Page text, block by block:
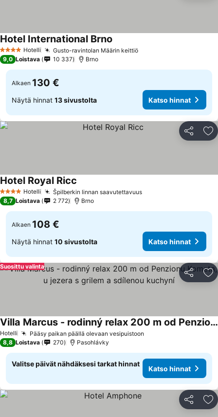
4 Tähtiluokitus
Hotelli Gusto-ravintolan Määrin keittiö
Hotel International Brno
9,0 Loistava 10 337 Brno
Alkaen 130 €
Näytä hinnat 13 sivustolta Katso hinnat
Jaa
4 Tähtiluokitus
Hotelli Špilberkin linnan saavutettavuus
Hotel Royal Ricc
8,7 Loistava 2 772 Brno
Alkaen 108 €
Näytä hinnat 10 sivustolta Katso hinnat
Jaa
Suosittu valinta
Hotelli Pääsy paikan päällä olevaan vesipuistoon
Villa Marcus - rodinný relax 200 m od Penzionu Kometa, u jezera s grilem a sdílenou kuchyní
8,8 Loistava 270 Pasohlávky
Valitse päivät nähdäksesi tarkat hinnat
Katso hinnat
Jaa